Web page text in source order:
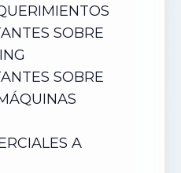
SOBRE
SOBRE
A